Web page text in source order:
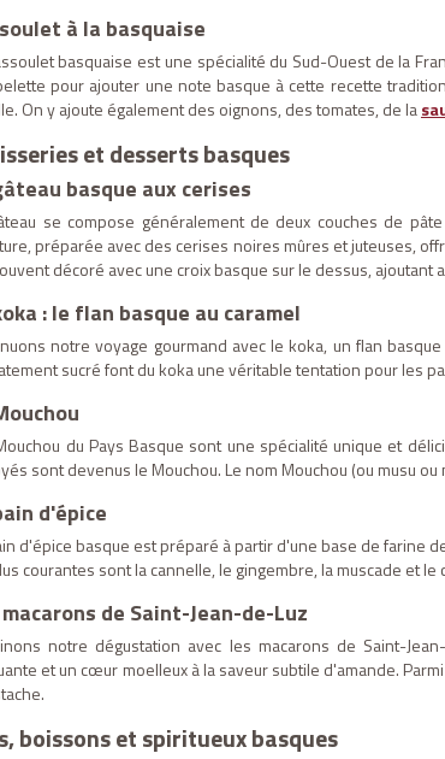
à la basquaise
basquaise est une spécialité du Sud-Ouest de la
pour ajouter une note basque à cette recette
On y ajoute également des oignons, des tomates, de la
et desserts basques
basque aux cerises
se compose généralement de deux couches de
préparée avec des cerises noires mûres et juteuses,
décoré avec une croix basque sur le dessus,
: le flan basque au caramel
notre voyage gourmand avec le koka, un flan
sucré font du koka une véritable tentation pour les
du Pays Basque sont une spécialité unique et
sont devenus le Mouchou. Le nom Mouchou (ou musu
d'épice
d'épice basque est préparé à partir d'une base de farine
courantes sont la cannelle, le gingembre, la muscade et
de Saint-Jean-de-Luz
notre dégustation avec les macarons de Saint-
et un cœur moelleux à la saveur subtile d'amande.
boissons et spiritueux basques